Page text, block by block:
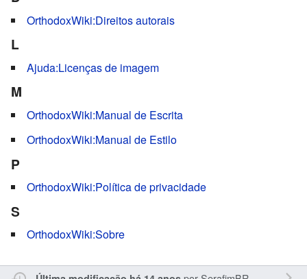
OrthodoxWiki:Direitos autorais
L
Ajuda:Licenças de imagem
M
OrthodoxWiki:Manual de Escrita
OrthodoxWiki:Manual de Estilo
P
OrthodoxWiki:Política de privacidade
S
OrthodoxWiki:Sobre